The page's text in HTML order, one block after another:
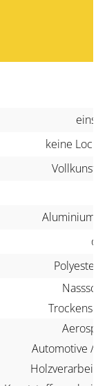
keine
Automotive /